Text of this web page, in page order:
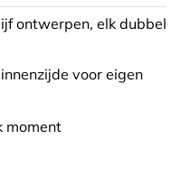
ontwerpen, elk dubbel
voor eigen
moment